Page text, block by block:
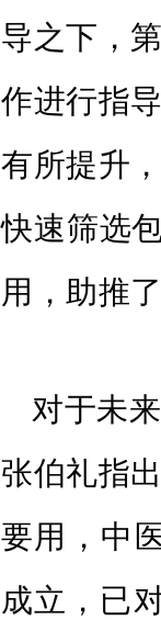
导之下，
作进行指
有所提升
快速筛选
用，助推
对于未
张伯礼指
要用，中
成立，已